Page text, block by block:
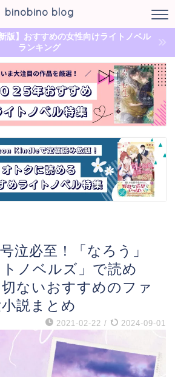
binobino blog
版】おすすめの女性向けライトノベル
ランキング
泣必至！「なろう」
トノベルズ」で読め
ないおすすめのファ
説まとめ
2021-02-22 / 2024-09-01